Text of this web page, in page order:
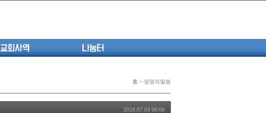
교회사역 나눔터
홈 > 생명의말씀
2016.07.03 00:00